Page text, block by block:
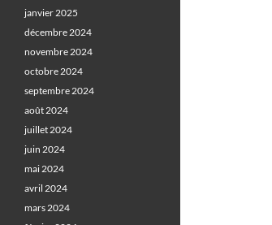
janvier 2025
décembre 2024
novembre 2024
octobre 2024
septembre 2024
août 2024
juillet 2024
juin 2024
mai 2024
avril 2024
mars 2024